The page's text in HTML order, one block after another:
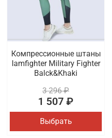
Компрессионные штаны
Iamfighter Military Fighter
Balck&Khaki
3 296 ₽
1 507 ₽
Выбрать